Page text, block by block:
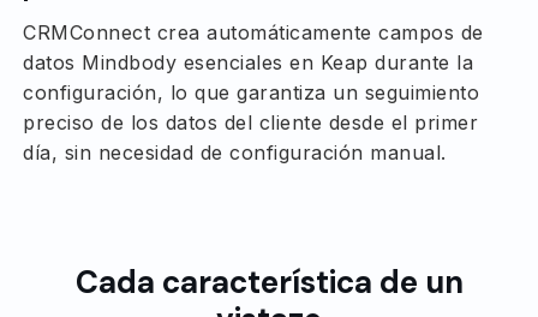
CRMConnect crea automáticamente campos de
datos Mindbody esenciales en Keap durante la
configuración, lo que garantiza un seguimiento
preciso de los datos del cliente desde el primer
día, sin necesidad de configuración manual.
Cada característica de un